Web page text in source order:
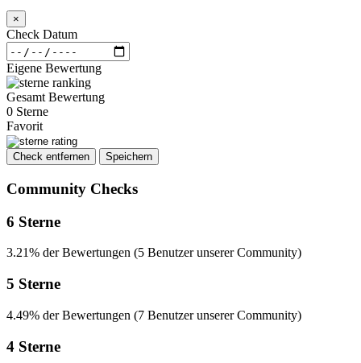
×
Check Datum
Eigene Bewertung
Gesamt Bewertung
0 Sterne
Favorit
Check entfernen Speichern
Community Checks
6 Sterne
3.21% der Bewertungen (5 Benutzer unserer Community)
5 Sterne
4.49% der Bewertungen (7 Benutzer unserer Community)
4 Sterne